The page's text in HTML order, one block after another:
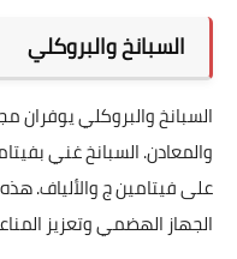
السبانخ والبروكلي
السبانخ والبروكلي يوفران
والمعادن. السبانخ غني
على فيتامين ج والألياف.
الجهاز الهضمي وتعزيز